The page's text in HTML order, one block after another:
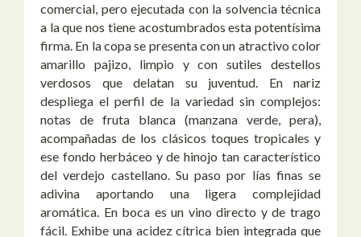
comercial, pero ejecutada con la solvencia técnica
a la que nos tiene acostumbrados esta potentísima
firma. En la copa se presenta con un atractivo color
amarillo pajizo, limpio y con sutiles destellos
verdosos que delatan su juventud. En nariz
despliega el perfil de la variedad sin complejos:
notas de fruta blanca (manzana verde, pera),
acompañadas de los clásicos toques tropicales y
ese fondo herbáceo y de hinojo tan característico
del verdejo castellano. Su paso por lías finas se
adivina aportando una ligera complejidad
aromática. En boca es un vino directo y de trago
fácil. Exhibe una acidez cítrica bien integrada que